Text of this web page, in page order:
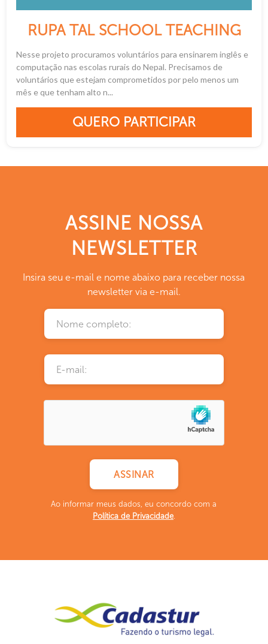
RUPA TAL SCHOOL TEACHING
Nesse projeto procuramos voluntários para ensinarem inglês e
computação nas escolas rurais do Nepal. Precisamos de
voluntários que estejam comprometidos por pelo menos um
mês e que tenham alto n...
QUERO PARTICIPAR
ASSINE NOSSA
NEWSLETTER
Insira seu e-mail e nome abaixo para receber nossa
newsletter via e-mail.
Ao informar meus dados, eu concordo com a
Política de Privacidade.